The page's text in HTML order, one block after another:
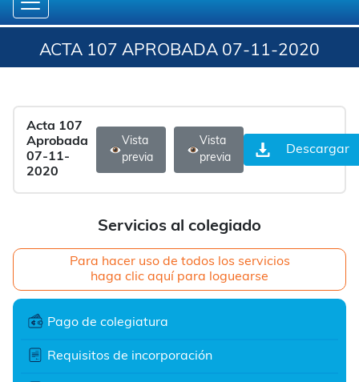
ACTA 107 APROBADA 07-11-2020
Servicios al colegiado
Para hacer uso de todos los servicios
haga clic aquí para loguearse
Pago de colegiatura
Requisitos de incorporación
Acta 107
Aprobada
07-11-
2020
Vista
previa
Vista
previa
Descargar